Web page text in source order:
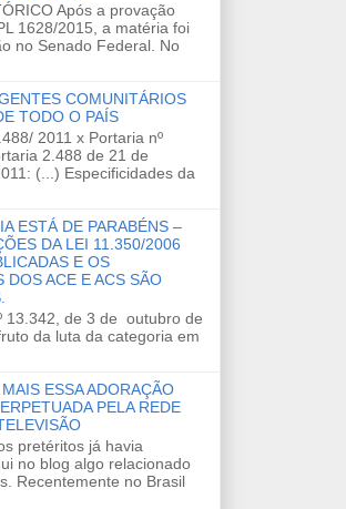
Após a provação
1628/2015, a matéria foi
no Senado Federal. No
COMUNITÁRIOS
TODO O PAÍS
2011 x Portaria nº
2.488 de 21 de
(...) Especificidades da
ESTÁ DE PARABÉNS –
DA LEI 11.350/2006
E OS
DOS ACE E ACS SÃO
13.342, de 3 de outubro de
da luta da categoria em
ESSA ADORAÇÃO
PELA REDE
pretéritos já havia
no blog algo relacionado
Recentemente no Brasil